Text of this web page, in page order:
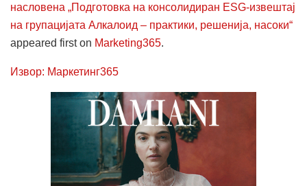
насловена „Подготовка на консолидиран ESG-извештај
на групацијата Алкалоид – практики, решенија, насоки“
appeared first on Marketing365.
Извор: Маркетинг365